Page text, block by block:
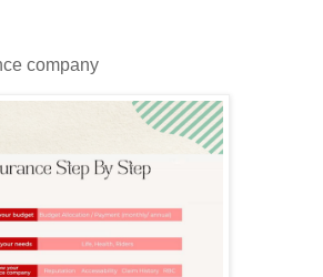
company